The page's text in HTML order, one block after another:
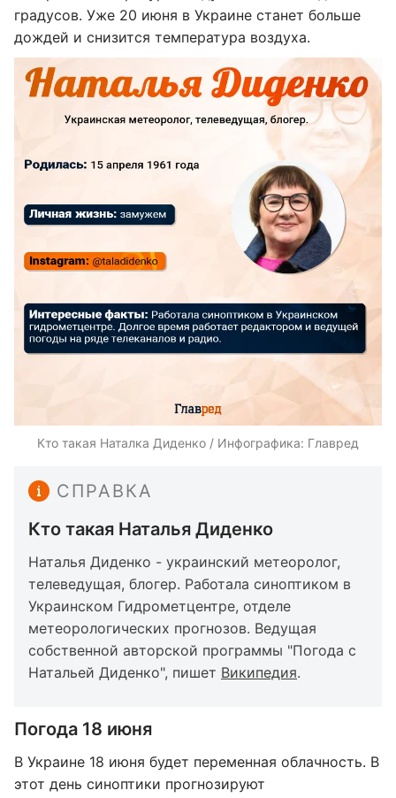
градусов. Уже 20 июня в Украине станет больше
дождей и снизится температура воздуха.
Кто такая Наталка Диденко / Инфографика: Главред
СПРАВКА
Кто такая Наталья Диденко
Наталья Диденко - украинский метеоролог,
телеведущая, блогер. Работала синоптиком в
Украинском Гидрометцентре, отделе
метеорологических прогнозов. Ведущая
собственной авторской программы "Погода с
Натальей Диденко", пишет Википедия.
Погода 18 июня
В Украине 18 июня будет переменная облачность. В
этот день синоптики прогнозируют